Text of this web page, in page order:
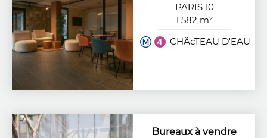
PARIS 10
1 582 m²
CHÃ¢TEAU D'EAU
Bureaux à vendre